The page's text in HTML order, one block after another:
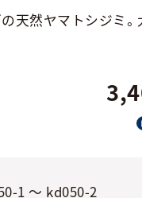
1 ～ kd050-2
天然ヤマトシジミ